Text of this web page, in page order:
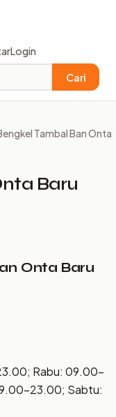
Login
Cari
Tambal Ban Onta
Baru
Onta Baru
Rabu: 09.00–
Sabtu: